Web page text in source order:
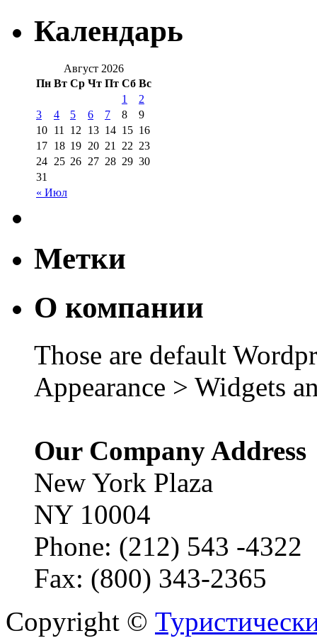
Календарь
Август 2026
Пн Вт Ср Чт Пт Сб Вс
« Июл
1
2
3
4 5 6 7 8
9
10 11 12 13 14 15 16
17 18 19 20 21 22 23
24 25 26 27 28 29 30
31
Метки
О компании
Those are default
Appearance > Widgets
Our Company Address
New York Plaza
NY 10004
Phone: (212) 543 -4322
Fax: (800) 343-2365
Copyright ©